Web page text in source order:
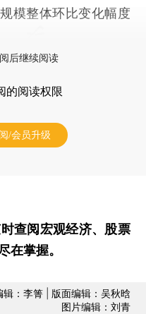
模整体环比变化幅度
后继续阅读
的阅读权限
/会员升级
时查阅宏观经济、股票
在掌握。
辑：李箐 | 版面编辑：吴秋晗
图片编辑：刘青